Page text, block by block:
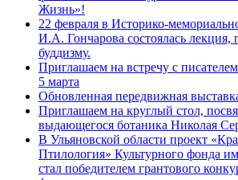
Жизнь»!
22 февраля в Историко-
И.А. Гончарова состоялась лекция,
буддизму.
Приглашаем на встречу с
5 марта
Обновленная передвижная
Приглашаем на круглый стол,
выдающегося ботаника Николая
В Ульяновской области проект
Птилология» Культурного фонда
стал победителем грантового